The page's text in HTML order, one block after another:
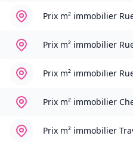
Prix m² immobilier
Prix m² immobilier
Prix m² immobilier
Prix m² immobilier
Prix m² immobilier